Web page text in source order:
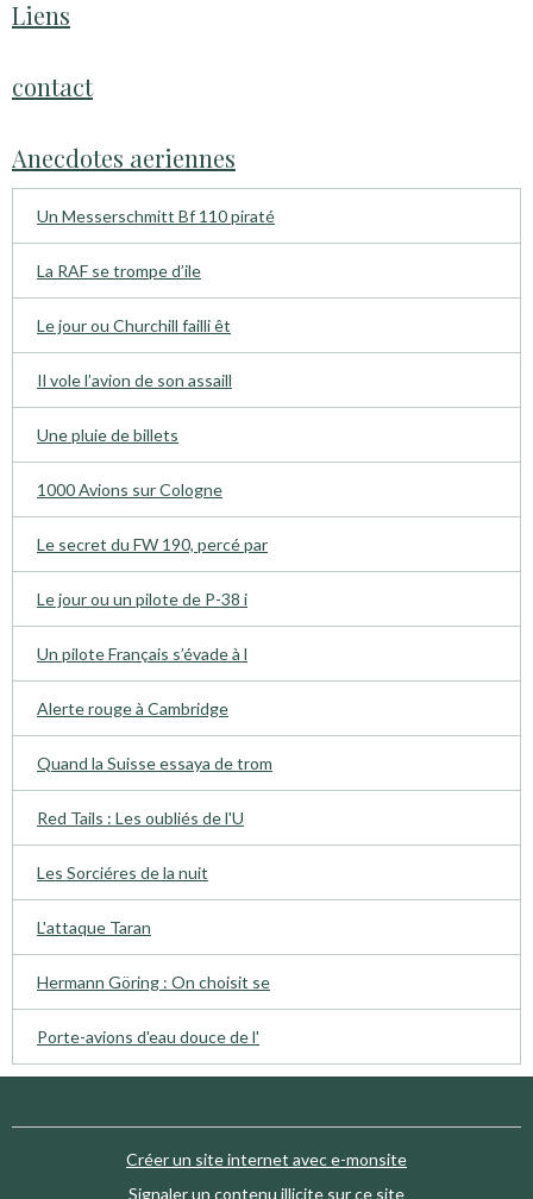
Liens
contact
Anecdotes aeriennes
Un Messerschmitt Bf 110 piraté
La RAF se trompe d’ile
Le jour ou Churchill failli êt
Il vole l’avion de son assaill
Une pluie de billets
1000 Avions sur Cologne
Le secret du FW 190, percé par
Le jour ou un pilote de P-38 i
Un pilote Français s’évade à l
Alerte rouge à Cambridge
Quand la Suisse essaya de trom
Red Tails : Les oubliés de l'U
Les Sorciéres de la nuit
L'attaque Taran
Hermann Göring : On choisit se
Porte-avions d'eau douce de l'
Créer un site internet avec e-monsite
Signaler un contenu illicite sur ce site